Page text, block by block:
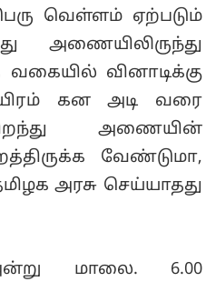
வெள்ளம் ஏற்படும்
அணையிலிருந்து
வினாடிக்கு
கன அடி வரை
அணையின்
வேண்டுமா,
அரசு செய்யாதது
மாலை. 6.00